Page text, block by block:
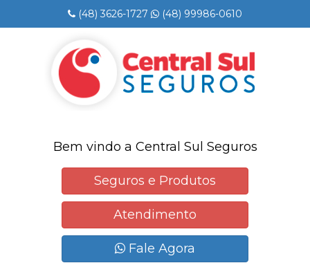
(48) 3626-1727 (48) 99986-0610
Bem vindo a Central Sul Seguros
Seguros e Produtos
Atendimento
Fale Agora